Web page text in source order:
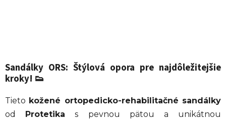
Sandálky ORS: Štýlová opora pre najdôležitejšie
kroky! 👟
Tieto kožené ortopedicko-rehabilitačné sandálky
od Protetika s pevnou pätou a unikátnou